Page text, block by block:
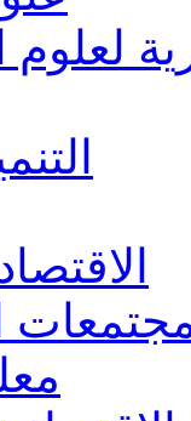
لعلوم